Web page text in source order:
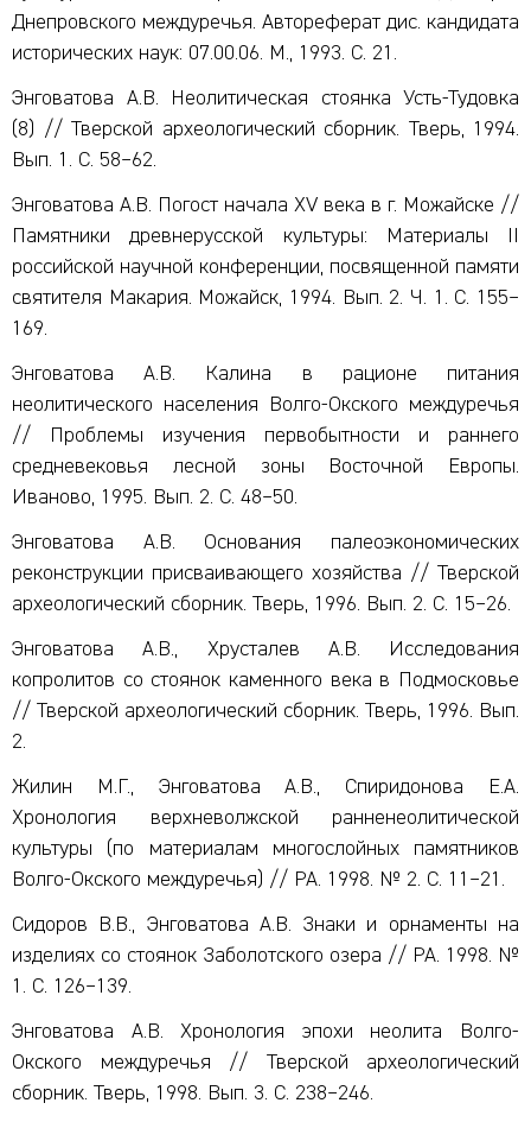
Днепровского междуречья. Автореферат дис. кандидата
исторических наук: 07.00.06. М., 1993. С. 21.
Энговатова А.В. Неолитическая стоянка Усть-Тудовка
(8) // Тверской археологический сборник. Тверь, 1994.
Вып. 1. С. 58–62.
Энговатова А.В. Погост начала XV века в г. Можайске //
Памятники древнерусской культуры: Материалы II
российской научной конференции, посвященной памяти
святителя Макария. Можайск, 1994. Вып. 2. Ч. 1. С. 155–
169.
Энговатова А.В. Калина в рационе питания
неолитического населения Волго-Окского междуречья
// Проблемы изучения первобытности и раннего
средневековья лесной зоны Восточной Европы.
Иваново, 1995. Вып. 2. С. 48–50.
Энговатова А.В. Основания палеоэкономических
реконструкции присваивающего хозяйства // Тверской
археологический сборник. Тверь, 1996. Вып. 2. С. 15–26.
Энговатова А.В., Хрусталев А.В. Исследования
копролитов со стоянок каменного века в Подмосковье
// Тверской археологический сборник. Тверь, 1996. Вып.
2.
Жилин М.Г., Энговатова А.В., Спиридонова Е.А.
Хронология верхневолжской ранненеолитической
культуры (по материалам многослойных памятников
Волго-Окского междуречья) // РА. 1998. № 2. С. 11–21.
Сидоров В.В., Энговатова А.В. Знаки и орнаменты на
изделиях со стоянок Заболотского озера // РА. 1998. №
1. С. 126–139.
Энговатова А.В. Хронология эпохи неолита Волго-
Окского междуречья // Тверской археологический
сборник. Тверь, 1998. Вып. 3. С. 238–246.